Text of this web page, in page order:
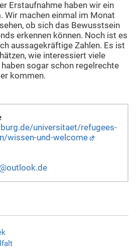
Erstaufnahme haben wir ein
Wir machen einmal im Monat
ob sich das Bewusstsein
erkennen können. Noch ist es
aussagekräftige Zahlen. Es ist
wie interessiert viele
sogar schon regelrechte
kommen.
universitaet/refugees-
wissen-und-welcome